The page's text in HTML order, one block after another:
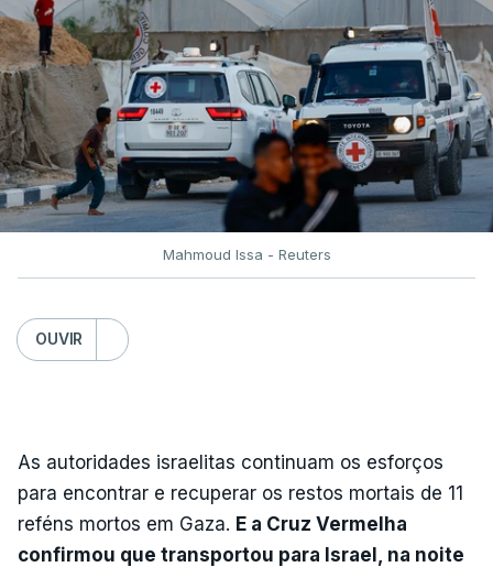
Mahmoud Issa - Reuters
OUVIR
As autoridades israelitas continuam os esforços
para encontrar e recuperar os restos mortais de 11
reféns mortos em Gaza. E a Cruz Vermelha
confirmou que transportou para Israel, na noite